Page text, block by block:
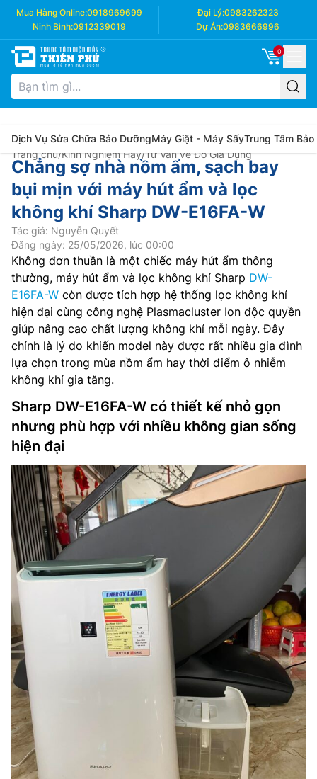
Mua Hàng Online:0918969699 Đại Lý:0983262323
Ninh Bình:0912339019 Dự Án:0983666996
0
Dịch Vụ Sửa Chữa Bảo DưỡngMáy Giặt - Máy SấyTrung Tâm Bảo
Trang chủ/Kinh Nghiệm Hay/Tư Vấn về Đồ Gia Dụng
Chẳng sợ nhà nồm ẩm, sạch bay
bụi mịn với máy hút ẩm và lọc
không khí Sharp DW-E16FA-W
Tác giả: Nguyễn Quyết
Đăng ngày: 25/05/2026, lúc 00:00
Không đơn thuần là một chiếc máy hút ẩm thông
thường, máy hút ẩm và lọc không khí Sharp DW-
E16FA-W còn được tích hợp hệ thống lọc không khí
hiện đại cùng công nghệ Plasmacluster Ion độc quyền
giúp nâng cao chất lượng không khí mỗi ngày. Đây
chính là lý do khiến model này được rất nhiều gia đình
lựa chọn trong mùa nồm ẩm hay thời điểm ô nhiễm
không khí gia tăng.
Sharp DW-E16FA-W có thiết kế nhỏ gọn
nhưng phù hợp với nhiều không gian sống
hiện đại